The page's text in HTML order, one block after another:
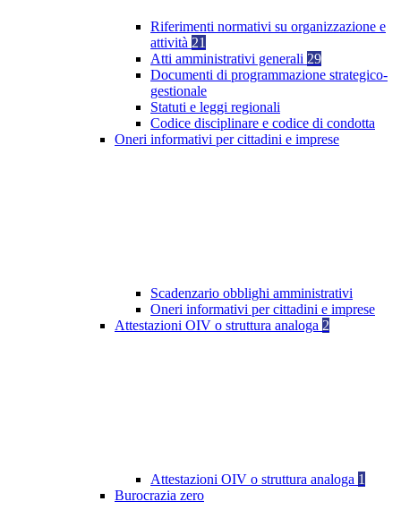
Riferimenti normativi su organizzazione e
attività 21
Atti amministrativi generali 29
Documenti di programmazione strategico-
gestionale
Statuti e leggi regionali
Codice disciplinare e codice di condotta
Oneri informativi per cittadini e imprese
Scadenzario obblighi amministrativi
Oneri informativi per cittadini e imprese
Attestazioni OIV o struttura analoga 2
Attestazioni OIV o struttura analoga 1
Burocrazia zero